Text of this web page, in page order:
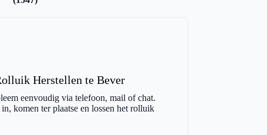
Herstellen te Bever
eenvoudig via telefoon, mail of chat.
komen ter plaatse en lossen het rolluik